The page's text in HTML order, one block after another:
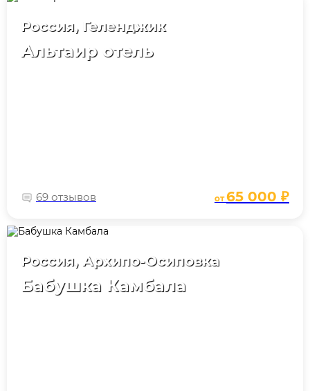
Россия, Геленджик
Альтаир отель
69 отзывов от65 000 ₽
Россия, Архипо-Осиповка
Бабушка Камбала